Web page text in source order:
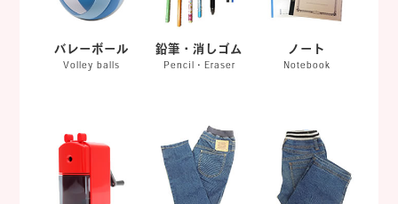
バレーボール
Volley balls
鉛筆・消しゴム
Pencil・Eraser
ノート
Notebook